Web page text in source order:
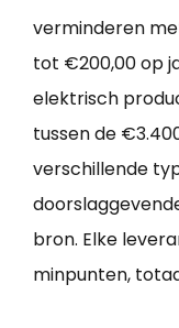
verminderen
tot €200,00 op
elektrisch
tussen de
verschillende
bron. Elke
minpunten,